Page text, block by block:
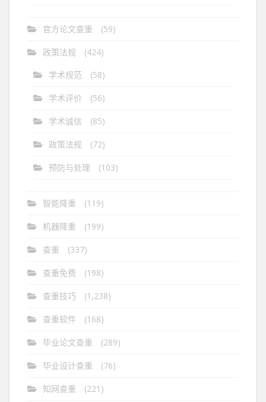
官方论文查重 (59)
政策法规
(424)
学术规范
(58)
学术评价 (56)
学术诚信 (85)
政策法规 (72)
预防与处理 (103)
智能降重 (119)
机器降重 (199)
查重 (337)
查重免费 (198)
查重技巧 (1,238)
查重软件 (168)
毕业论文查重 (289)
毕业设计查重 (76)
知网查重 (221)